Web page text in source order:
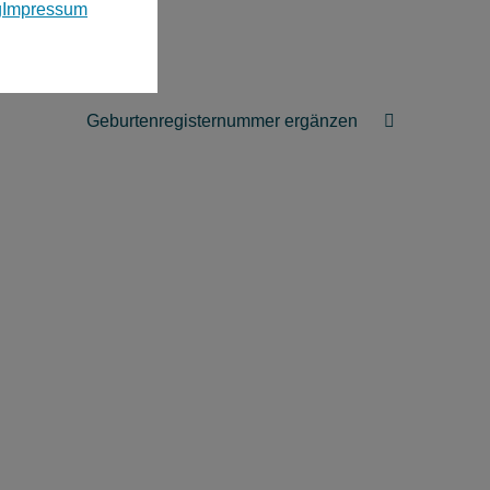
Impressum
Geburtenregisternummer ergänzen